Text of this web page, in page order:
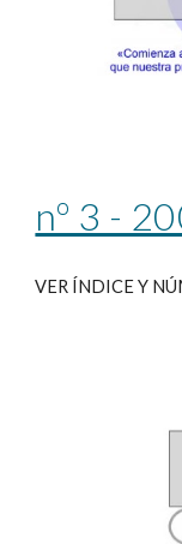
nº 3 -
VER ÍNDICE Y